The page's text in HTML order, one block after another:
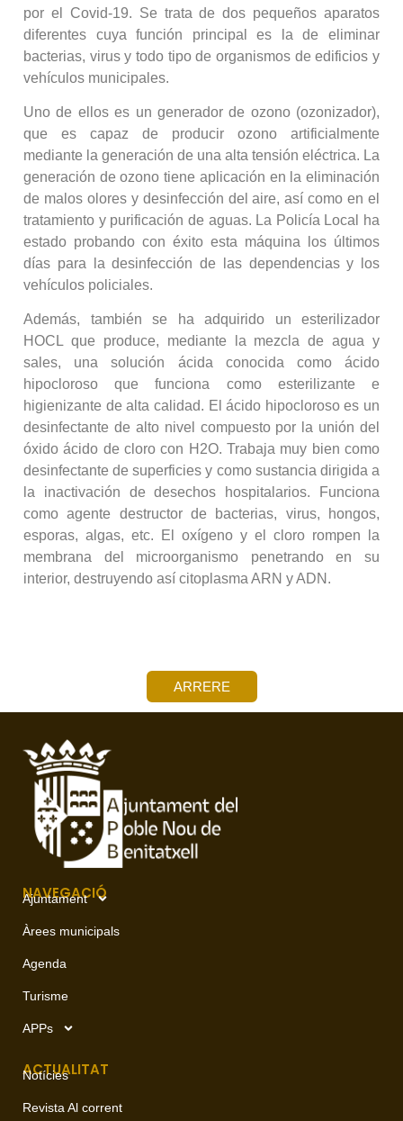
por el Covid-19. Se trata de dos pequeños aparatos
diferentes cuya función principal es la de eliminar
bacterias, virus y todo tipo de organismos de edificios y
vehículos municipales.
Uno de ellos es un generador de ozono (ozonizador),
que es capaz de producir ozono artificialmente
mediante la generación de una alta tensión eléctrica. La
generación de ozono tiene aplicación en la eliminación
de malos olores y desinfección del aire, así como en el
tratamiento y purificación de aguas. La Policía Local ha
estado probando con éxito esta máquina los últimos
días para la desinfección de las dependencias y los
vehículos policiales.
Además, también se ha adquirido un esterilizador
HOCL que produce, mediante la mezcla de agua y
sales, una solución ácida conocida como ácido
hipocloroso que funciona como esterilizante e
higienizante de alta calidad. El ácido hipocloroso es un
desinfectante de alto nivel compuesto por la unión del
óxido ácido de cloro con H2O. Trabaja muy bien como
desinfectante de superficies y como sustancia dirigida a
la inactivación de desechos hospitalarios. Funciona
como agente destructor de bacterias, virus, hongos,
esporas, algas, etc. El oxígeno y el cloro rompen la
membrana del microorganismo penetrando en su
interior, destruyendo así citoplasma ARN y ADN.
ARRERE
NAVEGACIÓ
Ajuntament
Àrees municipals
Agenda
Turisme
APPs
ACTUALITAT
Notícies
Revista Al corrent